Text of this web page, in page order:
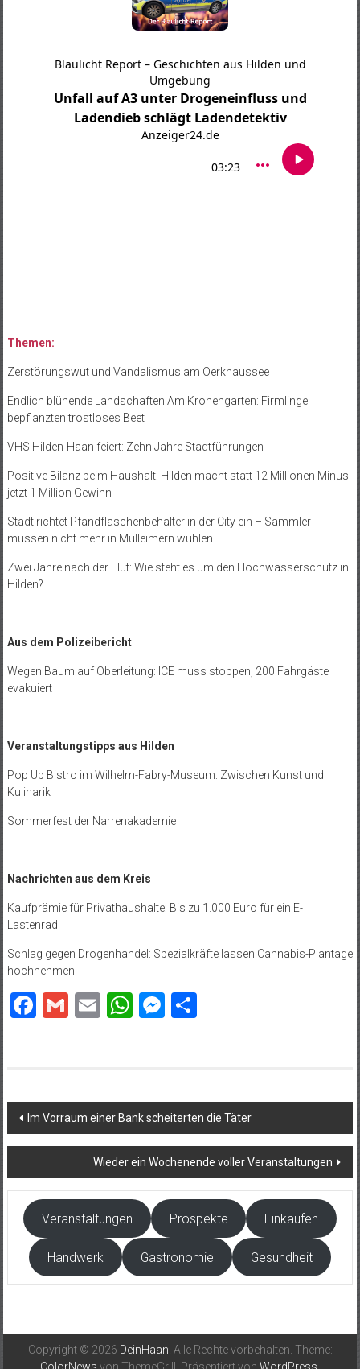
Themen:
Zerstörungswut und Vandalismus am Oerkhaussee
Endlich blühende Landschaften Am Kronengarten: Firmlinge
bepflanzten trostloses Beet
VHS Hilden-Haan feiert: Zehn Jahre Stadtführungen
Positive Bilanz beim Haushalt: Hilden macht statt 12 Millionen Minus
jetzt 1 Million Gewinn
Stadt richtet Pfandflaschenbehälter in der City ein – Sammler
müssen nicht mehr in Mülleimern wühlen
Zwei Jahre nach der Flut: Wie steht es um den Hochwasserschutz in
Hilden?
Aus dem Polizeibericht
Wegen Baum auf Oberleitung: ICE muss stoppen, 200 Fahrgäste
evakuiert
Veranstaltungstipps aus Hilden
Pop Up Bistro im Wilhelm-Fabry-Museum: Zwischen Kunst und
Kulinarik
Sommerfest der Narrenakademie
Nachrichten aus dem Kreis
Kaufprämie für Privathaushalte: Bis zu 1.000 Euro für ein E-
Lastenrad
Schlag gegen Drogenhandel: Spezialkräfte lassen Cannabis-Plantage
hochnehmen
Facebook
Gmail
EmailWhatsApp
Messenger
Teilen
Beitragsnavigation
Im Vorraum einer Bank scheiterten die Täter
Wieder ein Wochenende voller Veranstaltungen
Veranstaltungen Prospekte Einkaufen
Handwerk Gastronomie Gesundheit
Copyright © 2026 DeinHaan . Alle Rechte vorbehalten. Theme: